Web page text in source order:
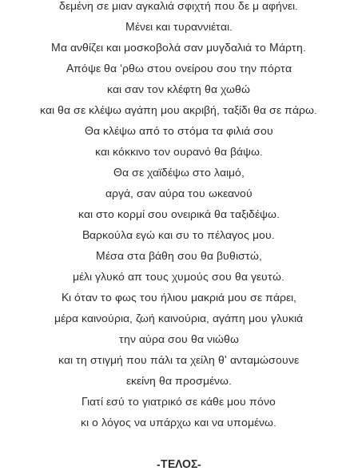
δεμένη σε μιαν αγκαλιά σφιχτή που δε μ αφήνει.
Μένει και τυραννιέται.
Μα ανθίζει και μοσκοβολά σαν μυγδαλιά το Μάρτη.
Απόψε θα ‘ρθω στου ονείρου σου την πόρτα
και σαν τον κλέφτη θα χωθώ
και θα σε κλέψω αγάπη μου ακριβή, ταξίδι θα σε πάρω.
Θα κλέψω από το στόμα τα φιλιά σου
και κόκκινο τον ουρανό θα βάψω.
Θα σε χαϊδέψω στο λαιμό,
αργά, σαν αύρα του ωκεανού
και στο κορμί σου ονειρικά θα ταξιδέψω.
Βαρκούλα εγώ και συ το πέλαγος μου.
Μέσα στα βάθη σου θα βυθιστώ,
μέλι γλυκό απ τους χυμούς σου θα γευτώ.
Κι όταν το φως του ήλιου μακριά μου σε πάρει,
μέρα καινούρια, ζωή καινούρια, αγάπη μου γλυκιά
την αύρα σου θα νιώθω
και τη στιγμή που πάλι τα χείλη θ' ανταμώσουνε
εκείνη θα προσμένω.
Γιατί εσύ το γιατρικό σε κάθε μου πόνο
κι ο λόγος να υπάρχω και να υπομένω.
-ΤΕΛΟΣ-